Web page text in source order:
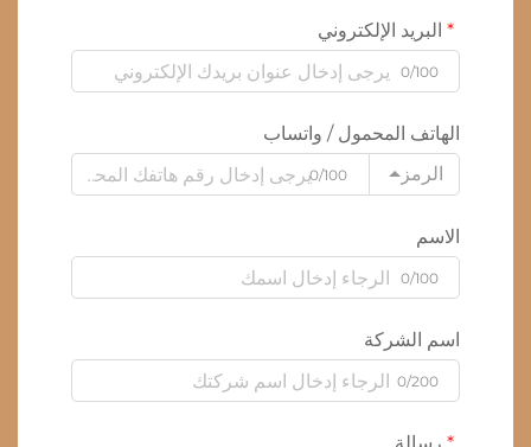
البريد الإلكتروني
0/100
الهاتف المحمول / واتساب
الرمز
0/100
الاسم
0/100
اسم الشركة
0/200